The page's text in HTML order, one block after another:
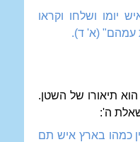
יומו ושלחו וקראו
עמהם" (א' ד).
תיאורו של השטן.
ה':
כמהו בארץ איש תם